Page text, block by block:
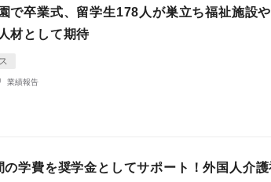
で卒業式、留学生178人が巣立ち福祉施設
材として期待
業績報告
学費を奨学金としてサポート！外国人介